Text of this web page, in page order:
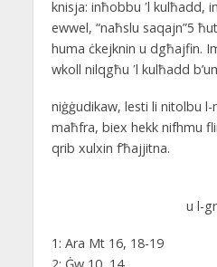
knisja: inħobbu ʹl kulħadd,
ewwel, “naħslu saqajn”5
huma ċkejknin u dgħajfin.
wkoll nilqgħu ʹl kulħadd
niġġudikaw, lesti li nitolbu
maħfra, biex hekk nifhmu
qrib xulxin f’ħajjitna.
u l-
1: Ara Mt 16, 18-19